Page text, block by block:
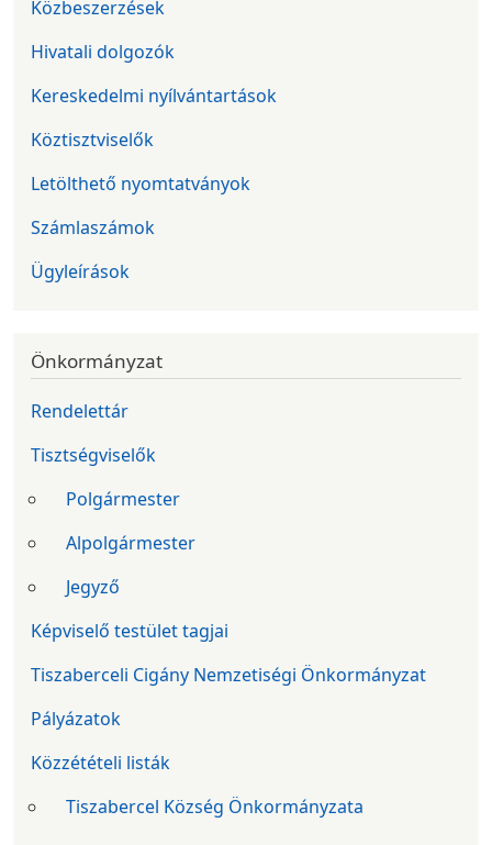
Közbeszerzések
Hivatali dolgozók
Kereskedelmi nyílvántartások
Köztisztviselők
Letölthető nyomtatványok
Számlaszámok
Ügyleírások
Önkormányzat
Rendelettár
Tisztségviselők
Polgármester
Alpolgármester
Jegyző
Képviselő testület tagjai
Tiszaberceli Cigány Nemzetiségi Önkormányzat
Pályázatok
Közzétételi listák
Tiszabercel Község Önkormányzata